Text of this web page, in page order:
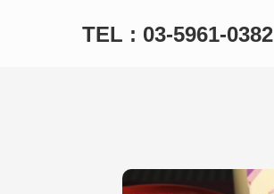
TEL : 03-5961-0382